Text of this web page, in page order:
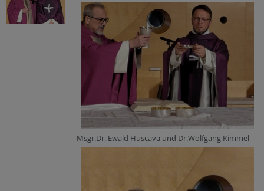
Msgr.Dr. Ewald Huscava und Dr.Wolfgang Kimmel